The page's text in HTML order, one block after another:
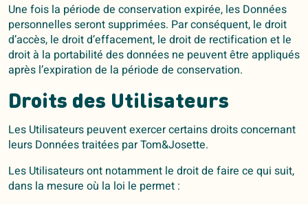
Une fois la période de conservation expirée, les Données
personnelles seront supprimées. Par conséquent, le droit
d’accès, le droit d’effacement, le droit de rectification et le
droit à la portabilité des données ne peuvent être appliqués
après l’expiration de la période de conservation.
Droits des Utilisateurs
Les Utilisateurs peuvent exercer certains droits concernant
leurs Données traitées par Tom&Josette.
Les Utilisateurs ont notamment le droit de faire ce qui suit,
dans la mesure où la loi le permet :